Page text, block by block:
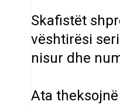
Skafistët
vështirësi
nisur dhe
Ata